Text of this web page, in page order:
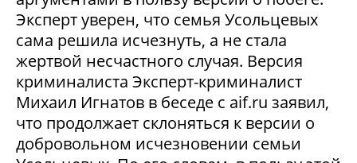
Эксперт уверен, что семья Усольцевых
сама решила исчезнуть, а не стала
жертвой несчастного случая. Версия
криминалиста Эксперт-криминалист
Михаил Игнатов в беседе с aif.ru заявил,
что продолжает склоняться к версии о
добровольном исчезновении семьи